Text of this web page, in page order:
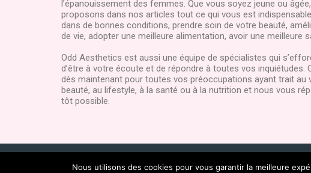
l’épanouissement des femmes. Que vous soyez jeune ou
proposons dans nos articles tout ce qui vous est
dans de bonnes conditions, prendre soin de votre beauté,
de vie, adopter une meilleure alimentation, avoir une meilleure
Odd Aesthetics est aussi une équipe de spécialistes qui
d’être à votre écoute et de répondre à toutes vos inquiétudes.
dès maintenant pour toutes vos préoccupations ayant trait au
beauté, au lifestyle, à la santé ou à la nutrition et nous vous
tôt possible.
@2022 – Tous droits réservés.Odd Aesthetics
Nous utilisons des cookies pour vous garantir la meilleure